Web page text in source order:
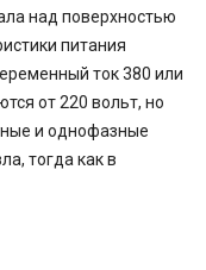
над поверхностью
питания
ток 380 или
от 220 вольт, но
и однофазные
тогда как в